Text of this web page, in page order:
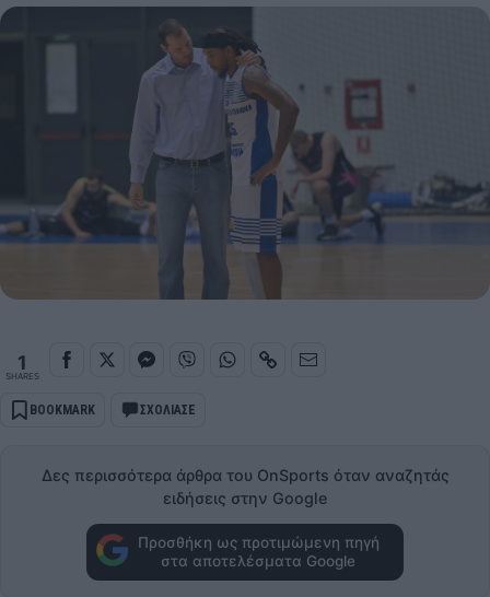
1
SHARES
BOOKMARK ΣΧΟΛΙΑΣΕ
Δες περισσότερα άρθρα του OnSports όταν αναζητάς
ειδήσεις στην Google
Προσθήκη ως προτιμώμενη πηγή
στα αποτελέσματα Google